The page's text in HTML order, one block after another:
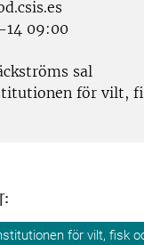
09:00
sal
för vilt,
för vilt, fisk